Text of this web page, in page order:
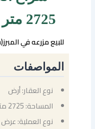
2725 متر وتشطيب راقي
للبيع مزرعه في
المواصفات
نوع العقار: أرض
المساحة: 2725 متر مربع
نوع العملية: عرض